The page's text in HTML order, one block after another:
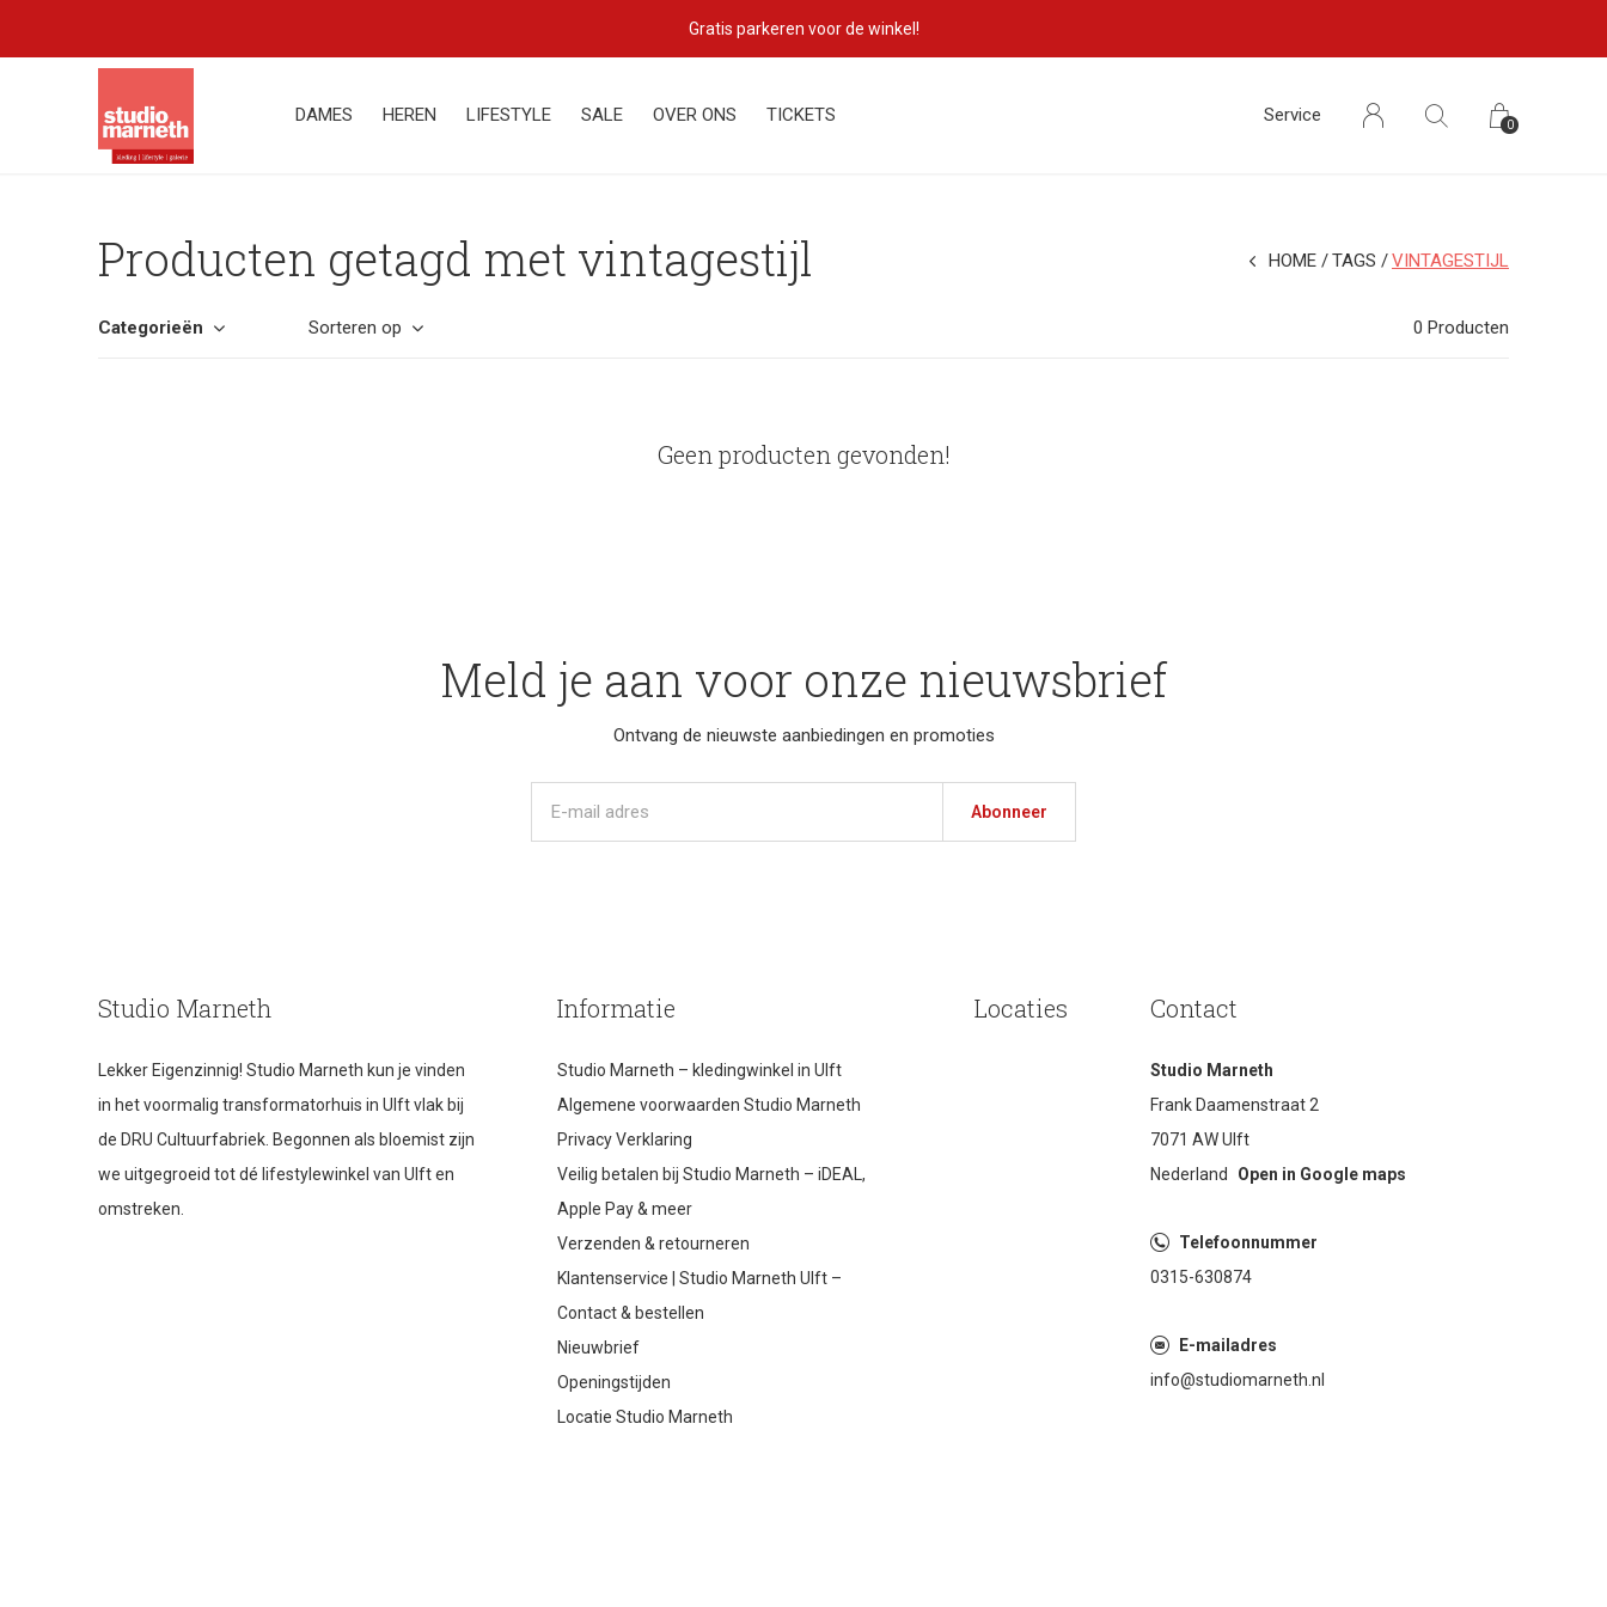
DAMES HEREN LIFESTYLE SALE OVER ONS TICKETS Service 0
Gratis parkeren voor de winkel!
Producten getagd met vintagestijl HOME TAGS VINTAGESTIJL
Categorieën Sorteren op 0 Producten
Geen producten gevonden!
Meld je aan voor onze nieuwsbrief
Ontvang de nieuwste aanbiedingen en promoties
Abonneer
Studio Marneth
Lekker Eigenzinnig! Studio Marneth kun je vinden
in het voormalig transformatorhuis in Ulft vlak bij
de DRU Cultuurfabriek. Begonnen als bloemist zijn
we uitgegroeid tot dé lifestylewinkel van Ulft en
omstreken.
Informatie
Studio Marneth – kledingwinkel in Ulft
Algemene voorwaarden Studio Marneth
Privacy Verklaring
Veilig betalen bij Studio Marneth – iDEAL,
Apple Pay & meer
Verzenden & retourneren
Klantenservice | Studio Marneth Ulft –
Contact & bestellen
Nieuwbrief
Openingstijden
Locatie Studio Marneth
Locaties Contact
Studio Marneth
Frank Daamenstraat 2
7071 AW Ulft
Nederland
Open in Google maps
Telefoonnummer
0315-630874
E-mailadres
info@studiomarneth.nl